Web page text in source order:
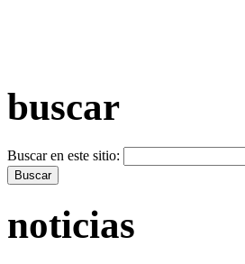
buscar
Buscar en este sitio:
noticias